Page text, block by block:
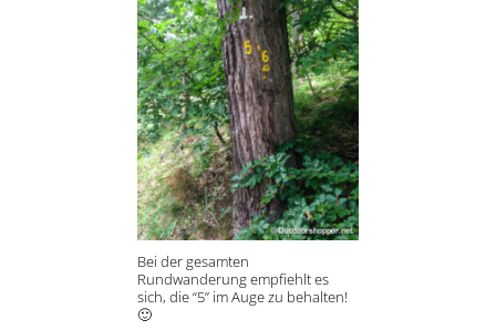
Bei der gesamten
Rundwanderung empfiehlt es
sich, die “5” im Auge zu behalten!
🙂